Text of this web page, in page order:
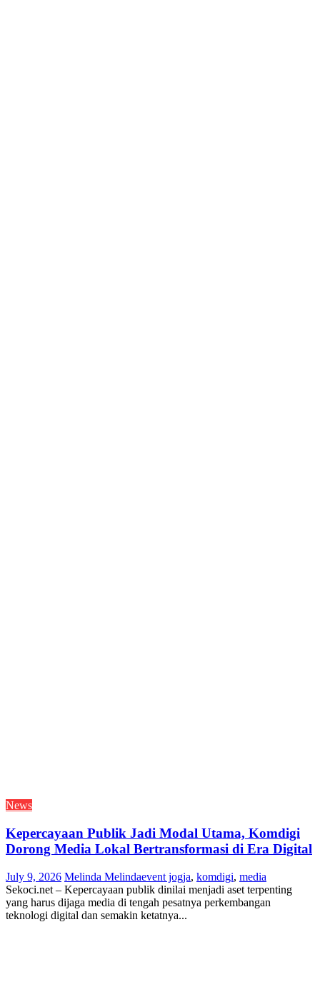
News
Kepercayaan Publik Jadi Modal Utama, Komdigi
Dorong Media Lokal Bertransformasi di Era Digital
July 9, 2026 Melinda Melindaevent jogja, komdigi, media
Sekoci.net – Kepercayaan publik dinilai menjadi aset terpenting
yang harus dijaga media di tengah pesatnya perkembangan
teknologi digital dan semakin ketatnya...